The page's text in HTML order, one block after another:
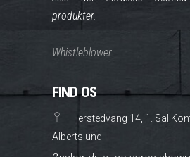
produkter.
Whistleblower
FIND OS
Herstedvang 14, 1. Sal
Albertslund